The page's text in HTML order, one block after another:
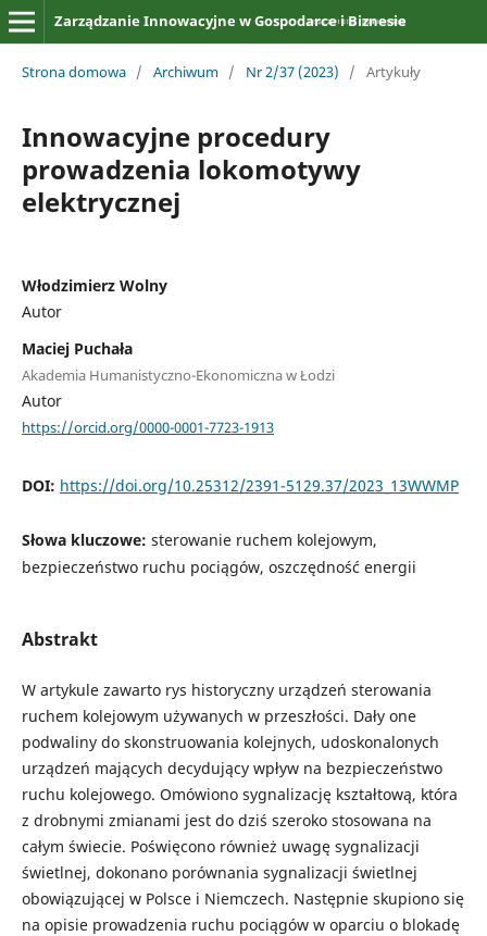
Zarządzanie Innowacyjne w Gospodarce i Biznesie
Strona domowa / Archiwum / Nr 2/37 (2023) / Artykuły
Innowacyjne procedury
prowadzenia lokomotywy
elektrycznej
Włodzimierz Wolny
Autor
Maciej Puchała
Akademia Humanistyczno-Ekonomiczna w Łodzi
Autor
https://orcid.org/0000-0001-7723-1913
DOI: https://doi.org/10.25312/2391-5129.37/2023_13WWMP
Słowa kluczowe: sterowanie ruchem kolejowym,
bezpieczeństwo ruchu pociągów, oszczędność energii
Abstrakt
W artykule zawarto rys historyczny urządzeń sterowania
ruchem kolejowym używanych w przeszłości. Dały one
podwaliny do skonstruowania kolejnych, udoskonalonych
urządzeń mających decydujący wpływ na bezpieczeństwo
ruchu kolejowego. Omówiono sygnalizację kształtową, która
z drobnymi zmianami jest do dziś szeroko stosowana na
całym świecie. Poświęcono również uwagę sygnalizacji
świetlnej, dokonano porównania sygnalizacji świetlnej
obowiązującej w Polsce i Niemczech. Następnie skupiono się
na opisie prowadzenia ruchu pociągów w oparciu o blokadę